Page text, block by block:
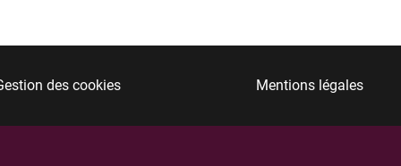
des cookies Mentions légales